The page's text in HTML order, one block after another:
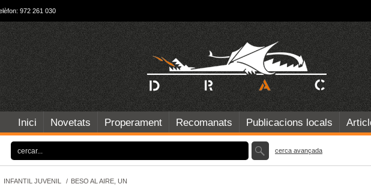
972 261 030
Inici Novetats Properament Recomanats Publicacions locals
cerca avançada
INFANTIL JUVENIL / BESO AL AIRE, UN